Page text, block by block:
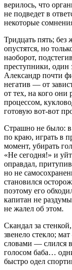
верилось, что
не подведет в
некоторые
Тридцать пять;
опустятся, но
наоборот,
преступники, один
Александр почти
негатив — от
от тех, на кого они
процессом,
готовую вот-вот
Страшно не было: в
по краю, играть в
момент, убирать
«Не сегодня!» и
оправдал,
но не
становился
поэтому его
капитан не
не жалел об этом.
Скандал за
звенело стекло;
словами — слился
голосом баба…
быстро одел